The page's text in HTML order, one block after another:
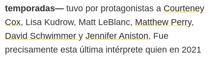
temporadas— tuvo por protagonistas a Courteney
Cox, Lisa Kudrow, Matt LeBlanc, Matthew Perry,
David Schwimmer y Jennifer Aniston. Fue
precisamente esta última intérprete quien en 2021